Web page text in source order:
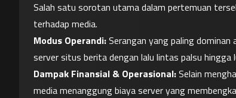
Salah satu sorotan utama dalam pertemuan
terhadap media.
Modus Operandi: Serangan yang paling dominan
server situs berita dengan lalu lintas palsu hingga
Dampak Finansial & Operasional: Selain
media menanggung biaya server yang